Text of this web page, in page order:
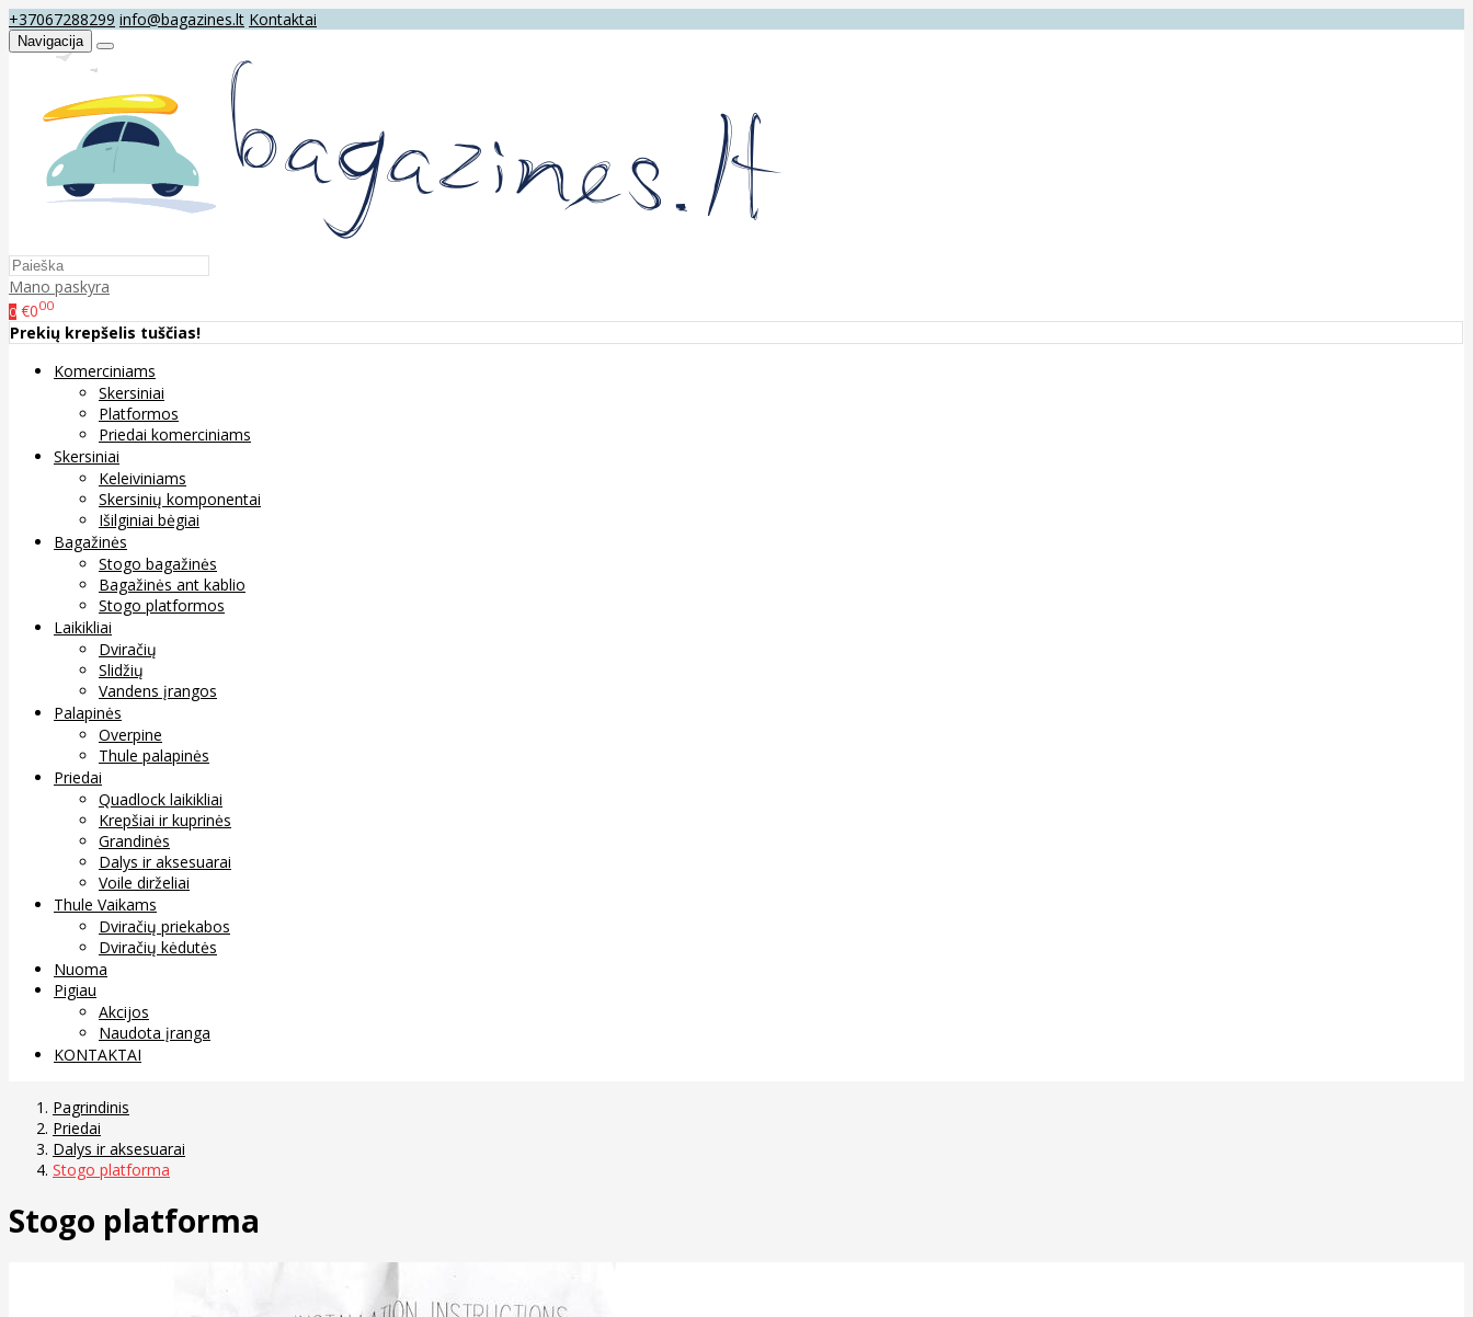
+37067288299 info@bagazines.lt Kontaktai
Navigacija
Mano paskyra
0 €000
Prekių krepšelis tuščias!
Komerciniams
Skersiniai
Platformos
Priedai komerciniams
Skersiniai
Keleiviniams
Skersinių komponentai
Išilginiai bėgiai
Bagažinės
Stogo bagažinės
Bagažinės ant kablio
Stogo platformos
Laikikliai
Dviračių
Slidžių
Vandens įrangos
Palapinės
Overpine
Thule palapinės
Priedai
Quadlock laikikliai
Krepšiai ir kuprinės
Grandinės
Dalys ir aksesuarai
Voile dirželiai
Thule Vaikams
Dviračių priekabos
Dviračių kėdutės
Nuoma
Pigiau
Akcijos
Naudota įranga
KONTAKTAI
Pagrindinis
Priedai
Dalys ir aksesuarai
Stogo platforma
Stogo platforma